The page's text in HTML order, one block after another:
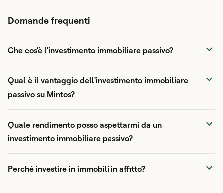
Domande frequenti
Che cos'è l'investimento immobiliare passivo?
Qual è il vantaggio dell'investimento immobiliare
passivo su Mintos?
Quale rendimento posso aspettarmi da un
investimento immobiliare passivo?
Perché investire in immobili in affitto?